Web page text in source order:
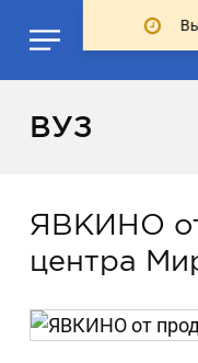
ВУЗ
ЯВКИНО
центра